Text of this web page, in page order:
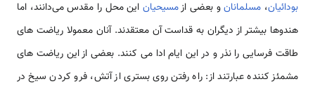
بودائیان، مسلمانانو بعضی ازمسیحیان این محل را مقدس می‌دانند، اما
هندوها بیشتر از دیگران به قداست آن معتقدند. آنان معمولا ریاضت های
طاقت فرسایی را نذر و در این ایام ادا می کنند. بعضی از این ریاضت های
مشمئز کننده عبارتند از: راه رفتن روی بستری از آتش، فرو کردن سیخ در